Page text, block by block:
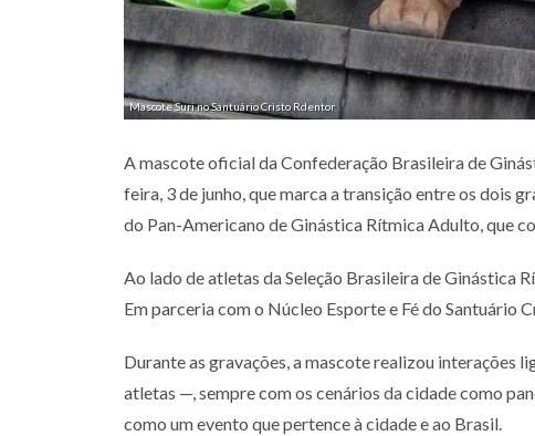
Mascote Suri no Santuário Cristo Rdentor
A mascote oficial da Confederação Brasileira de
feira, 3 de junho, que marca a transição entre os dois
do Pan-Americano de Ginástica Rítmica Adulto, que
Ao lado de atletas da Seleção Brasileira de
Em parceria com o Núcleo Esporte e Fé do Santuário
Durante as gravações, a mascote realizou interações
atletas —, sempre com os cenários da cidade como
como um evento que pertence à cidade e ao Brasil.